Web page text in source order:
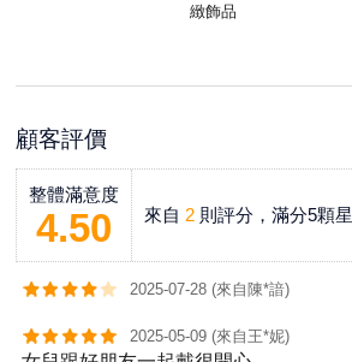
緻飾品
顧客評價
整體滿意度
4.50 來自 2 則評分，滿分5顆星
2025-07-28 (來自陳*諳)
2025-05-09 (來自王*妮)